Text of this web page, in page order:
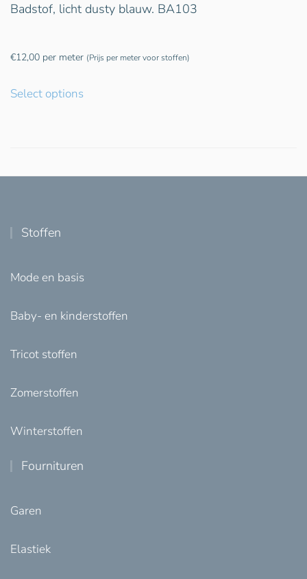
Badstof, licht dusty blauw. BA103
€12,00 per meter (Prijs per meter voor stoffen)
Select options
Stoffen
Mode en basis
Baby- en kinderstoffen
Tricot stoffen
Zomerstoffen
Winterstoffen
Fournituren
Garen
Elastiek